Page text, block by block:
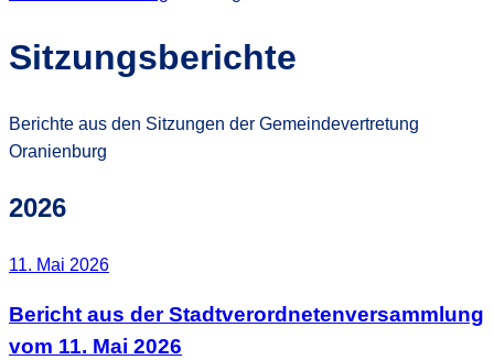
Sitzungsberichte
Berichte aus den Sitzungen der Gemeindevertretung
Oranienburg
2026
11. Mai 2026
Bericht aus der Stadtverordnetenversammlung
vom 11. Mai 2026